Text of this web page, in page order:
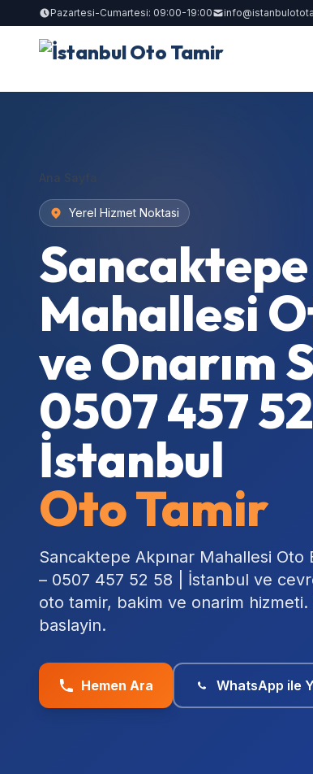
Pazartesi-Cumartesi: 09:00-19:00
Ana Sayfa
Yerel Hizmet Noktasi
Mahallesi
ve Onarım
0507 457
İstanbul
Oto Tamir
Sancaktepe Akpınar Mahallesi Oto
– 0507 457 52 58 | İstanbul ve
oto tamir, bakim ve onarim
baslayin.
Hemen Ara WhatsApp ile